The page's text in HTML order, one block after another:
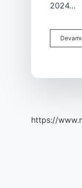
2024…
https://